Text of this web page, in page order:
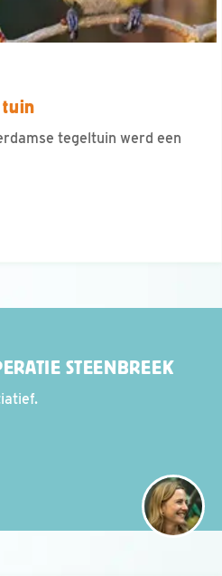
tegeltuin werd een
STEENBREEK